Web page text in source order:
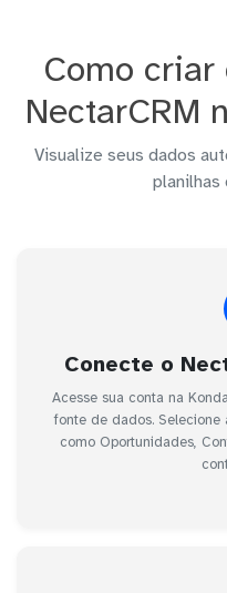
Como criar
NectarCRM
Visualize seus dados
planilhas
Conecte o
Acesse sua conta na
fonte de dados. Selecione
como Oportunidades,